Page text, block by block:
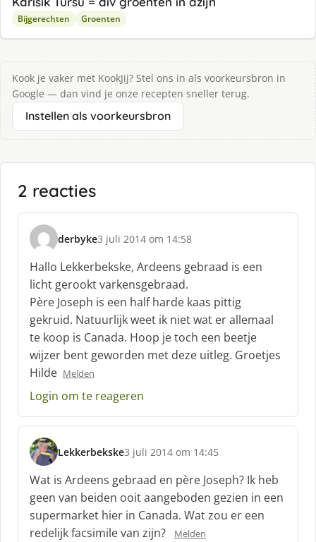
Bijgerechten Groenten
Kook je vaker met KookJij? Stel ons in als voorkeursbron in
Google — dan vind je onze recepten sneller terug.
Instellen als voorkeursbron
2 reacties
derbyke
s
c
h
r
e
e
f
3 juli 2014 om 14:58
Hallo Lekkerbekske, Ardeens gebraad is een
licht gerookt varkensgebraad.
Père Joseph is een half harde kaas pittig
gekruid. Natuurlijk weet ik niet wat er allemaal
te koop is Canada. Hoop je toch een beetje
wijzer bent geworden met deze uitleg. Groetjes
Hilde Melden
Login om te reageren
Lekkerbekske
s
c
h
r
e
e
3 juli 2014 om 14:45
Wat is Ardeens gebraad en père Joseph? Ik heb
geen van beiden ooit aangeboden gezien in een
supermarket hier in Canada. Wat zou er een
redelijk facsimile van zijn?
Melden